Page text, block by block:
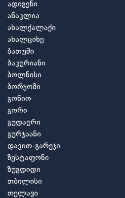
ადიგენი
ანაკლია
ახალქალაქი
ახალციხე
ბათუმი
ბაკურიანი
ბოლნისი
ბორჯომი
გონიო
გორი
გუდაური
გურჯაანი
დავით-გარეჯი
ზესტაფონი
ზუგდიდი
თბილისი
თელავი